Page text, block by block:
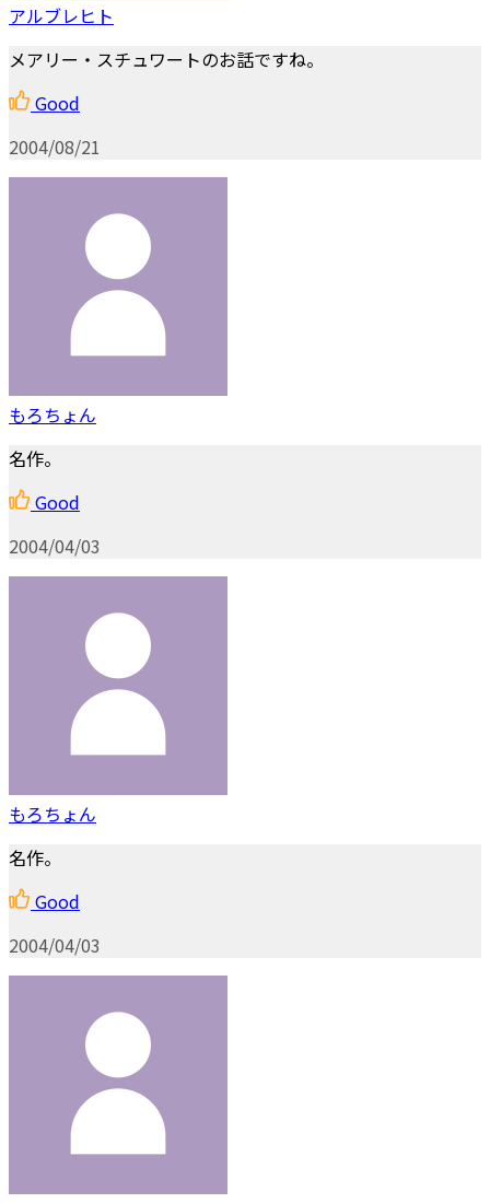
アルブレヒト
メアリー・スチュワートのお話ですね。
Good
2004/08/21
もろちょん
名作。
Good
2004/04/03
もろちょん
名作。
Good
2004/04/03